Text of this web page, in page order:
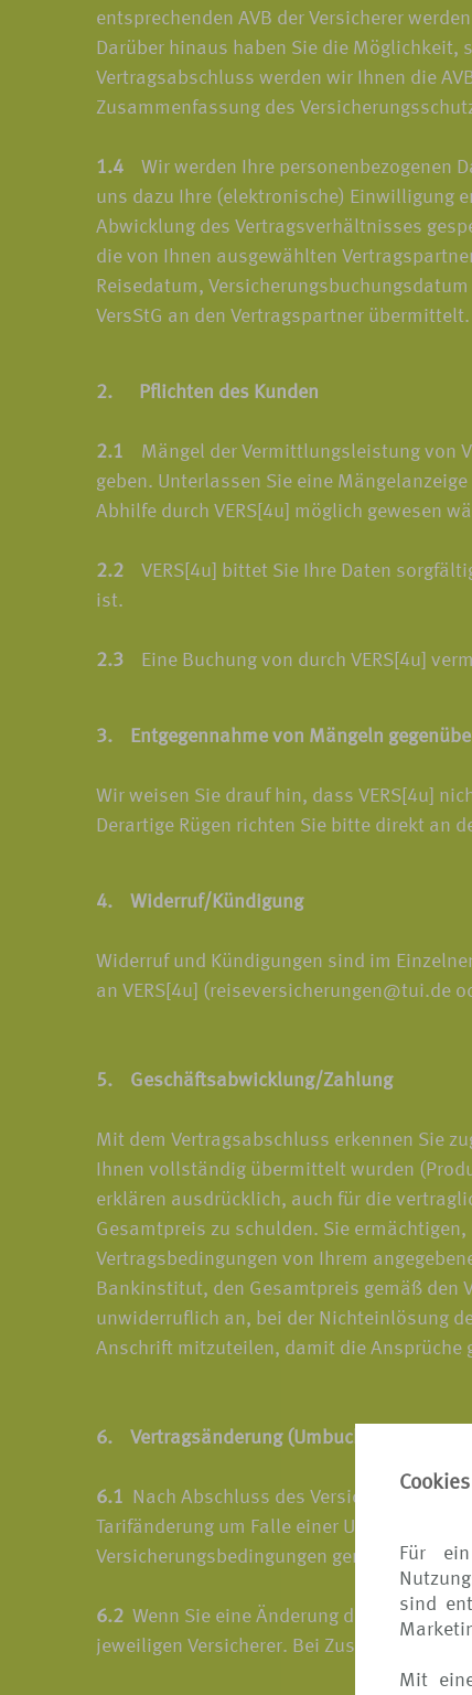
Für
sind
Mit
entsprechenden AVB der Versicherer
Darüber hinaus haben Sie die Möglichkeit,
Vertragsabschluss werden wir Ihnen die
Zusammenfassung des
1.4 Wir werden Ihre personenbezogenen
uns dazu Ihre (elektronische) Einwilligung
Abwicklung des Vertragsverhältnisses
die von Ihnen ausgewählten
Reisedatum,
VersStG an den Vertragspartner übermittelt.
2. Pflichten des Kunden
2.1 Mängel der Vermittlungsleistung von
geben. Unterlassen Sie eine
Abhilfe durch VERS[4u] möglich gewesen
2.2 VERS[4u] bittet Sie Ihre Daten
ist.
2.3 Eine Buchung von durch VERS[4u]
3. Entgegennahme von Mängeln
Wir weisen Sie drauf hin, dass VERS[4u]
Derartige Rügen richten Sie bitte direkt an
4. Widerruf/Kündigung
Widerruf und Kündigungen sind im
an VERS[4u] (reiseversicherungen@tui.de
5. Geschäftsabwicklung/Zahlung
Mit dem Vertragsabschluss erkennen Sie
Ihnen vollständig übermittelt wurden
erklären ausdrücklich, auch für die
Gesamtpreis zu schulden. Sie
Vertragsbedingungen von Ihrem
Bankinstitut, den Gesamtpreis gemäß den
unwiderruflich an, bei der Nichteinlösung
Anschrift mitzuteilen, damit die Ansprüche
6. Vertragsänderung (Umbuchen)
6.1 Nach Abschluss des
Tarifänderung um Falle einer Umbuchung
Versicherungsbedingungen geregelt.
6.2 Wenn Sie eine Änderung des
jeweiligen Versicherer. Bei Zustimmung